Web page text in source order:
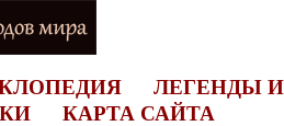
ЛЕГЕНДЫ И
КАРТА САЙТА